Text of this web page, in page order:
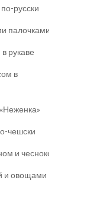
русски
палочками
рукаве
в
чешски
и чесноком
и овощами